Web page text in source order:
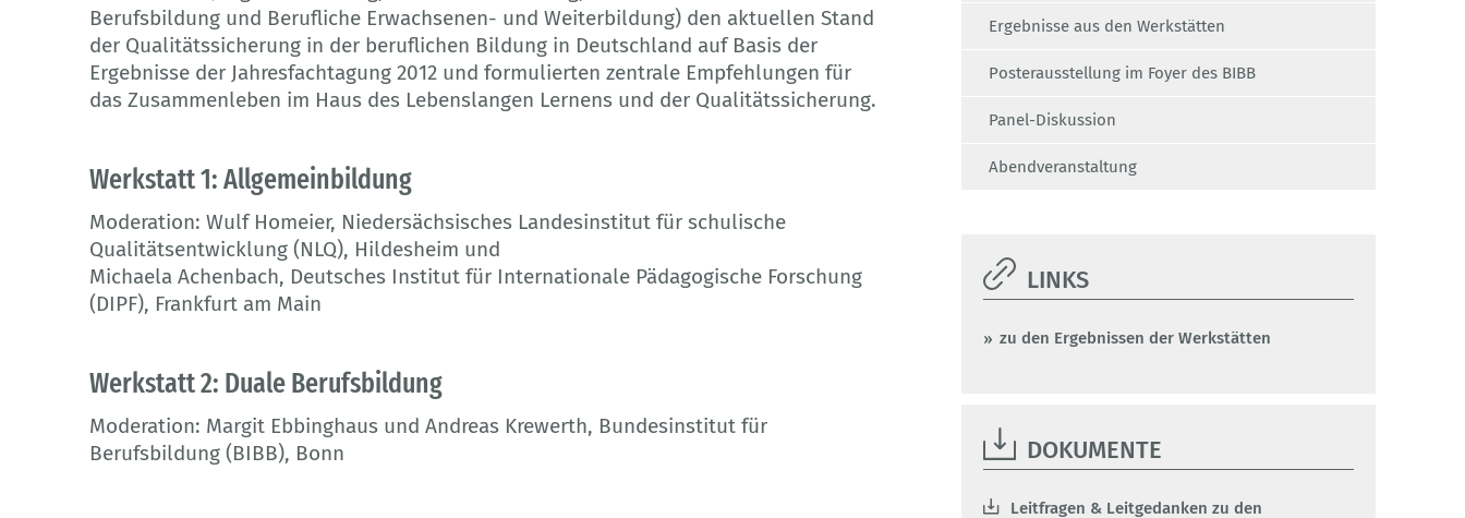
Berufsbildung und Berufliche Erwachsenen- und Weiterbildung) den aktuellen Stand
der Qualitätssicherung in der beruflichen Bildung in Deutschland auf Basis der
Ergebnisse der Jahresfachtagung 2012 und formulierten zentrale Empfehlungen für
das Zusammenleben im Haus des Lebenslangen Lernens und der Qualitätssicherung.
Werkstatt 1: Allgemeinbildung
Moderation: Wulf Homeier, Niedersächsisches Landesinstitut für schulische
Qualitätsentwicklung (NLQ), Hildesheim und
Michaela Achenbach, Deutsches Institut für Internationale Pädagogische Forschung
(DIPF), Frankfurt am Main
Werkstatt 2: Duale Berufsbildung
Moderation: Margit Ebbinghaus und Andreas Krewerth, Bundesinstitut für
Berufsbildung (BIBB), Bonn
Ergebnisse aus den Werkstätten
Posterausstellung im Foyer des BIBB
Panel-Diskussion
Abendveranstaltung
LINKS
zu den Ergebnissen der Werkstätten
DOKUMENTE
Leitfragen & Leitgedanken zu den